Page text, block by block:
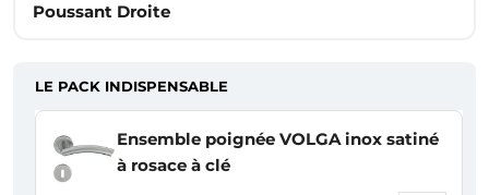
Poussant Droite
LE PACK INDISPENSABLE
Ensemble poignée VOLGA inox satiné
à rosace à clé